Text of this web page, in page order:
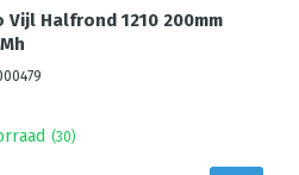
Vijl Halfrond 1210 200mm
(30)